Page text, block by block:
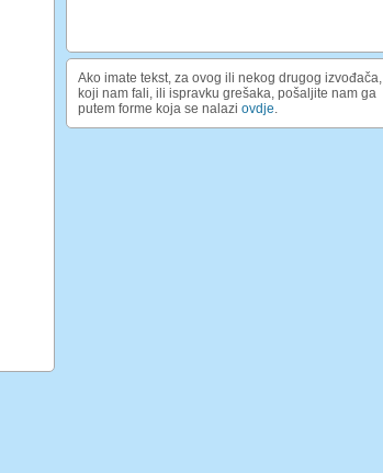
Ako imate tekst, za ovog ili nekog drugog izvođača,
koji nam fali, ili ispravku grešaka, pošaljite nam ga
putem forme koja se nalazi ovdje.